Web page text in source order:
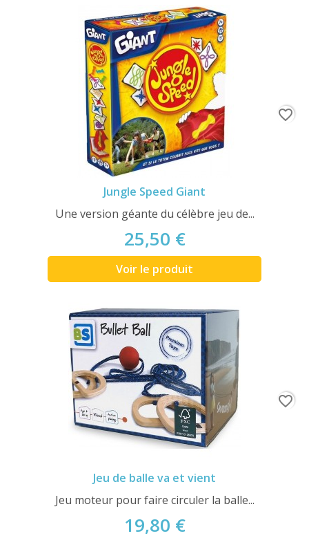
Jungle Speed Giant
Une version géante du célèbre jeu de...
25,50 €
Voir le produit
favorite_border
Jeu de balle va et vient
Jeu moteur pour faire circuler la balle...
19,80 €
favorite_border